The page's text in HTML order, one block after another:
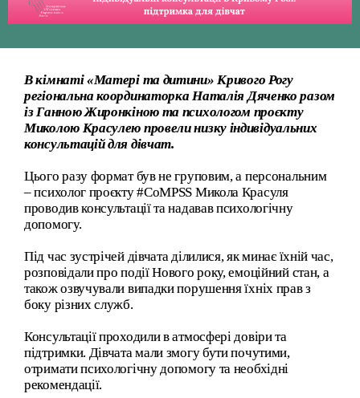
В кімнаті «Матері та дитини» Кривого Рогу
регіональна координаторка Наталія Дяченко разом
із Ганною Жиронкіною та психологом проєкту
Миколою Красулею провели низку індивідуальних
консультацій для дівчат.
Цього разу формат був не груповим, а персональним
– психолог проєкту #CoMPSS Микола Красуля
проводив консультації та надавав психологічну
допомогу.
Під час зустрічей дівчата ділилися, як минає їхній час,
розповідали про події Нового року, емоційний стан, а
також озвучували випадки порушення їхніх прав з
боку різних служб.
Консультації проходили в атмосфері довіри та
підтримки. Дівчата мали змогу бути почутими,
отримати психологічну допомогу та необхідні
рекомендації.